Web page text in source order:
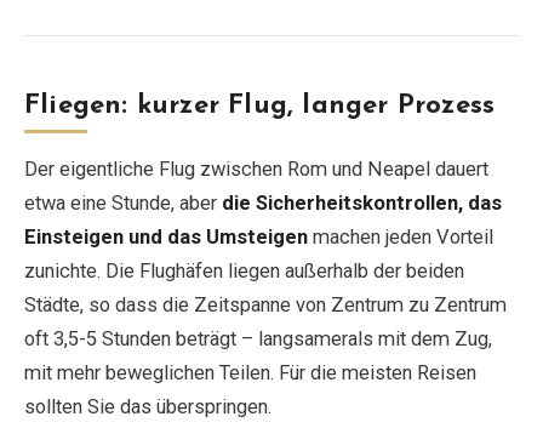
Fliegen: kurzer Flug, langer Prozess
Der eigentliche Flug zwischen Rom und Neapel dauert
etwa eine Stunde, aber die Sicherheitskontrollen, das
Einsteigen und das Umsteigen machen jeden Vorteil
zunichte. Die Flughäfen liegen außerhalb der beiden
Städte, so dass die Zeitspanne von Zentrum zu Zentrum
oft 3,5-5 Stunden beträgt – langsamerals mit dem Zug,
mit mehr beweglichen Teilen. Für die meisten Reisen
sollten Sie das überspringen.